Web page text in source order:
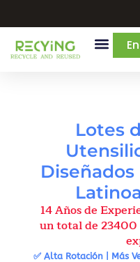
Lotes
14 Años de
un total de 23400
✅ Alta Rotación | Más